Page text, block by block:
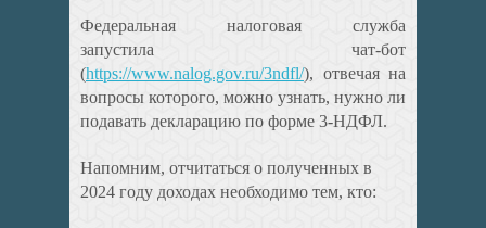
Федеральная налоговая служба
запустила чат-бот
(https://www.nalog.gov.ru/3ndfl/), отвечая на
вопросы которого, можно узнать, нужно ли
подавать декларацию по форме 3-НДФЛ.
Напомним, отчитаться о полученных в
2024 году доходах необходимо тем, кто: